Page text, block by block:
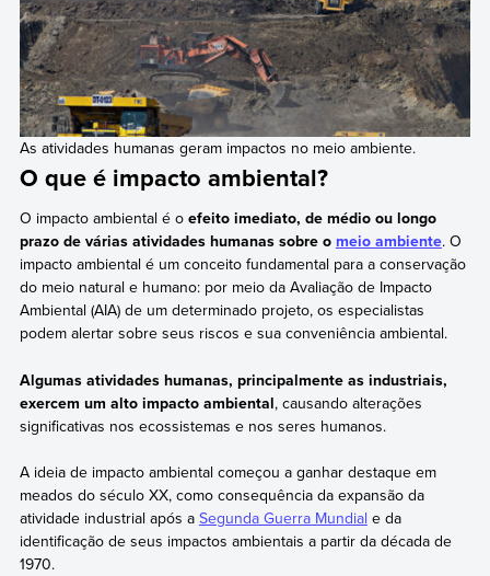
As atividades humanas geram impactos no meio ambiente.
O que é impacto ambiental?
O impacto ambiental é o efeito imediato, de médio ou longo
prazo de várias atividades humanas sobre o meio ambiente. O
impacto ambiental é um conceito fundamental para a conservação
do meio natural e humano: por meio da Avaliação de Impacto
Ambiental (AIA) de um determinado projeto, os especialistas
podem alertar sobre seus riscos e sua conveniência ambiental.
Algumas atividades humanas, principalmente as industriais,
exercem um alto impacto ambiental, causando alterações
significativas nos ecossistemas e nos seres humanos.
A ideia de impacto ambiental começou a ganhar destaque em
meados do século XX, como consequência da expansão da
atividade industrial após a Segunda Guerra Mundial e da
identificação de seus impactos ambientais a partir da década de
1970.